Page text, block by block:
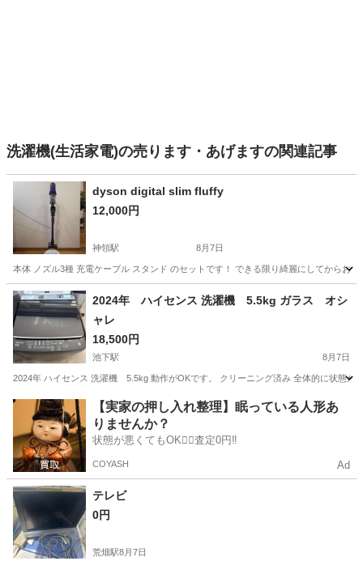
洗濯機(生活家電)の売ります・あげますの関連記事
dyson digital slim fluffy
12,000円
神領駅 8月7日
本体 ノズル3種 充電ケーブル スタンド のセットです！ できる限り綺麗にしてからお渡
愛知 名古屋市 神領駅 生活家電
2024年 ハイセンス 洗濯機 5.5kg ガラス オシ
ャレ
18,500円
池下駅 8月7日
2024年 ハイセンス 洗濯機 5.5kg 動作がOKです。 クリーニング済み 全体的に状態が
愛知 名古屋市 池下駅 生活家電 ハイセンス
【実家の押し入れ整理】眠っている人形あ
りませんか？
状態が悪くてもOK🙆‍♀️査定0円‼️
COYASH Ad
テレビ
0円
荒畑駅8月7日